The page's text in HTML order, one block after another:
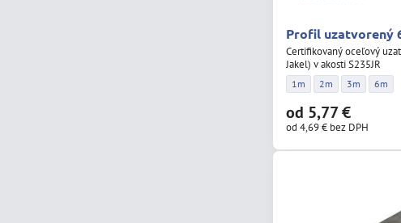
Profil uzatvorený
Certifikovaný oceľový
Jakel) v akosti S235JR
Profil uzatvorený 60/40/3 -
1m Profil uzatvorený
2m Profil
3m Profil
6m
od 5,77 €
od 4,69 € bez DPH